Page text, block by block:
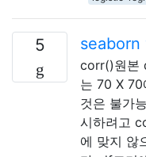
5 seaborn
corr()원본
는 70 X 70
것은 불가
시하려고
에 맞지 않